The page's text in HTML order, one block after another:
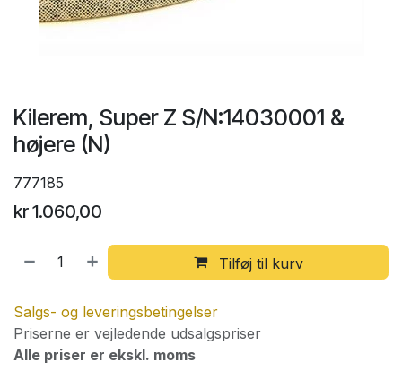
Kilerem, Super Z S/N:14030001 &
højere (N)
777185
kr1.060,00
Tilføj til kurv
Salgs- og leveringsbetingelser
Priserne er vejledende udsalgspriser
Alle priser er ekskl. moms